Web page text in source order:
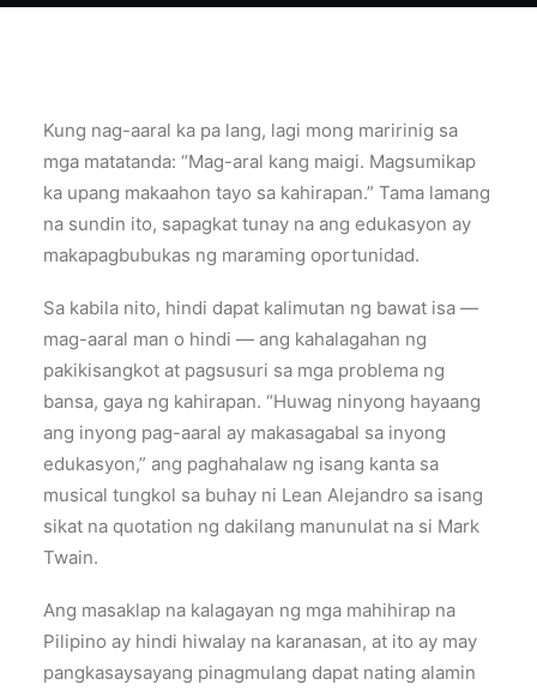
Kung nag-aaral ka pa lang, lagi mong maririnig sa
mga matatanda: “Mag-aral kang maigi. Magsumikap
ka upang makaahon tayo sa kahirapan.” Tama lamang
na sundin ito, sapagkat tunay na ang edukasyon ay
makapagbubukas ng maraming oportunidad.
Sa kabila nito, hindi dapat kalimutan ng bawat isa —
mag-aaral man o hindi — ang kahalagahan ng
pakikisangkot at pagsusuri sa mga problema ng
bansa, gaya ng kahirapan. “Huwag ninyong hayaang
ang inyong pag-aaral ay makasagabal sa inyong
edukasyon,” ang paghahalaw ng isang kanta sa
musical tungkol sa buhay ni Lean Alejandro sa isang
sikat na quotation ng dakilang manunulat na si Mark
Twain.
Ang masaklap na kalagayan ng mga mahihirap na
Pilipino ay hindi hiwalay na karanasan, at ito ay may
pangkasaysayang pinagmulang dapat nating alamin